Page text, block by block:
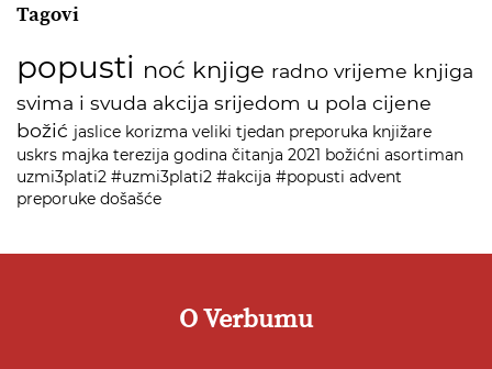
Tagovi
popusti noć knjige radno vrijeme knjiga
svima i svuda akcija srijedom u pola cijene
božić jaslice korizma veliki tjedan preporuka knjižare
uskrs majka terezija godina čitanja 2021 božićni asortiman
uzmi3plati2 #uzmi3plati2 #akcija #popusti advent
preporuke došašće
O Verbumu